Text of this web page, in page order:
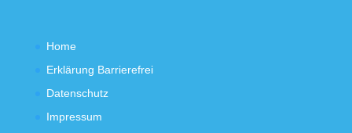
Home
Erklärung Barrierefrei
Datenschutz
Impressum